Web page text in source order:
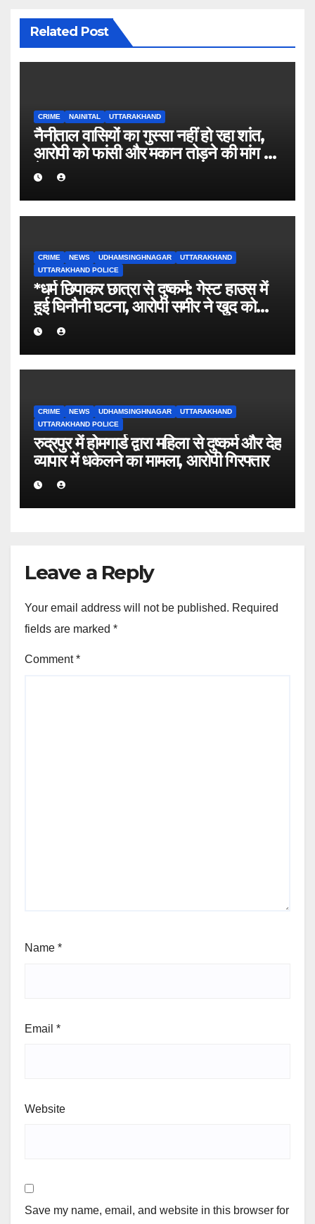
Related Post
CRIME NAINITAL UTTARAKHAND
नैनीताल वासियों का गुस्सा नहीं हो रहा शांत,
आरोपी को फांसी और मकान तोड़ने की मांग हुई
तेज
CRIME NEWS UDHAMSINGHNAGAR
UTTARAKHAND
UTTARAKHAND POLICE
*धर्म छिपाकर छात्रा से दुष्कर्म: गेस्ट हाउस में
हुई घिनौनी घटना, आरोपी समीर ने खुद को
बताया था सूरज।*
CRIME NEWS UDHAMSINGHNAGAR
UTTARAKHAND
UTTARAKHAND POLICE
रुद्रपुर में होमगार्ड द्वारा महिला से दुष्कर्म और देह
व्यापार में धकेलने का मामला, आरोपी गिरफ्तार
Leave a Reply
Your email address will not be published. Required
fields are marked *
Comment*
Name *
Email *
Website
Save my name, email, and website in this browser for